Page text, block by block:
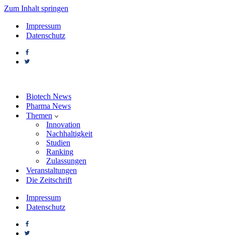
Zum Inhalt springen
Impressum
Datenschutz
Biotech News
Pharma News
Themen
Innovation
Nachhaltigkeit
Studien
Ranking
Zulassungen
Veranstaltungen
Die Zeitschrift
Impressum
Datenschutz